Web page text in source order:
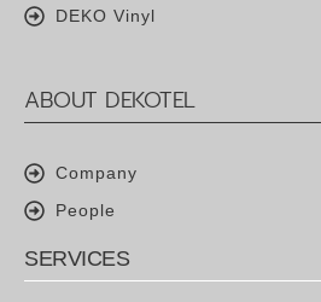
DEKO Vinyl
ABOUT DEKOTEL
Company
People
SERVICES